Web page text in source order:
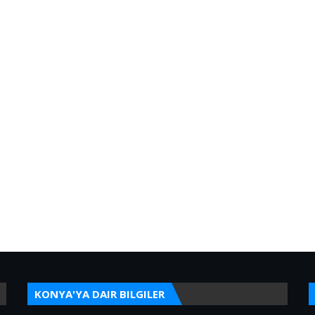
KONYA'YA DAIR BILGILER